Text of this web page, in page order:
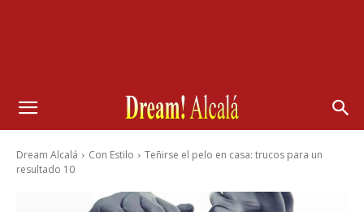
Dream Alcalá Con Estilo
Teñirse el pelo en casa: trucos para un
resultado 10